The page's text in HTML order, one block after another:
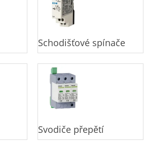
Schodišťové spínače
Svodiče přepětí